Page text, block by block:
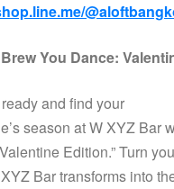
You Dance:
and find your
season at W XYZ Bar
Edition.” Turn
Bar transforms into